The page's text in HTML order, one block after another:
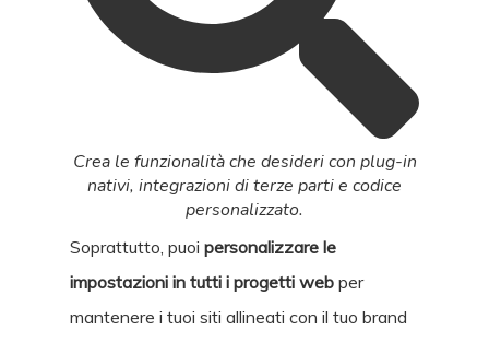
Crea le funzionalità che desideri con plug-in
nativi, integrazioni di terze parti e codice
personalizzato.
Soprattutto, puoi personalizzare le
impostazioni in tutti i progetti web per
mantenere i tuoi siti allineati con il tuo brand